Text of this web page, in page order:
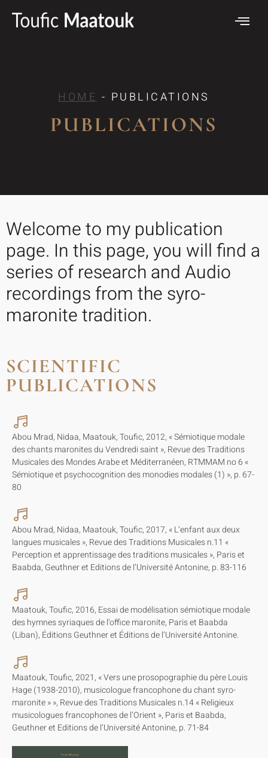
HOME - PUBLICATIONS
PUBLICATIONS
Welcome to my publication
page. In this page, you will find a
series of research and Audio
recordings from the syro-
maronite tradition.
SCIENTIFIC
PUBLICATIONS
Abou Mrad, Nidaa, Maatouk, Toufic, 2012, « Sémiotique modale
des chants maronites du Vendredi saint », Revue des Traditions
Musicales des Mondes Arabe et Méditerranéen, RTMMAM no 6 «
Sémiotique et psychocognition des monodies modales (1) », p. 67-
80
Abou Mrad, Nidaa, Maatouk, Toufic, 2017, « L’enfant aux deux
langues musicales », Revue des Traditions Musicales n.11 «
Perception et apprentissage des traditions musicales », Paris et
Baabda, Geuthner et Editions de l’Université Antonine, p. 83-116
Maatouk, Toufic, 2016, Essai de modélisation sémiotique modale
des hymnes syriaques de l’office maronite, Paris et Baabda
(Liban), Éditions Geuthner et Éditions de l’Université Antonine.
Maatouk, Toufic, 2021, « Vers une prosopographie du père Louis
Hage (1938-2010), musicologue francophone du chant syro-
maronite » », Revue des Traditions Musicales n.14 « Religieux
musicologues francophones de l’Orient », Paris et Baabda,
Geuthner et Editions de l’Université Antonine, p. 71-84